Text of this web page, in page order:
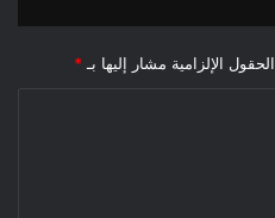
الحقول الإلزامية مشار إليها بـ *